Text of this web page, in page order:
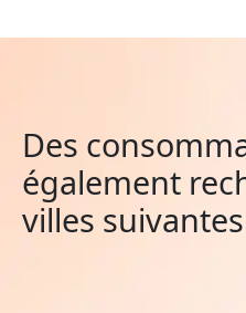
Des
également
villes suivantes